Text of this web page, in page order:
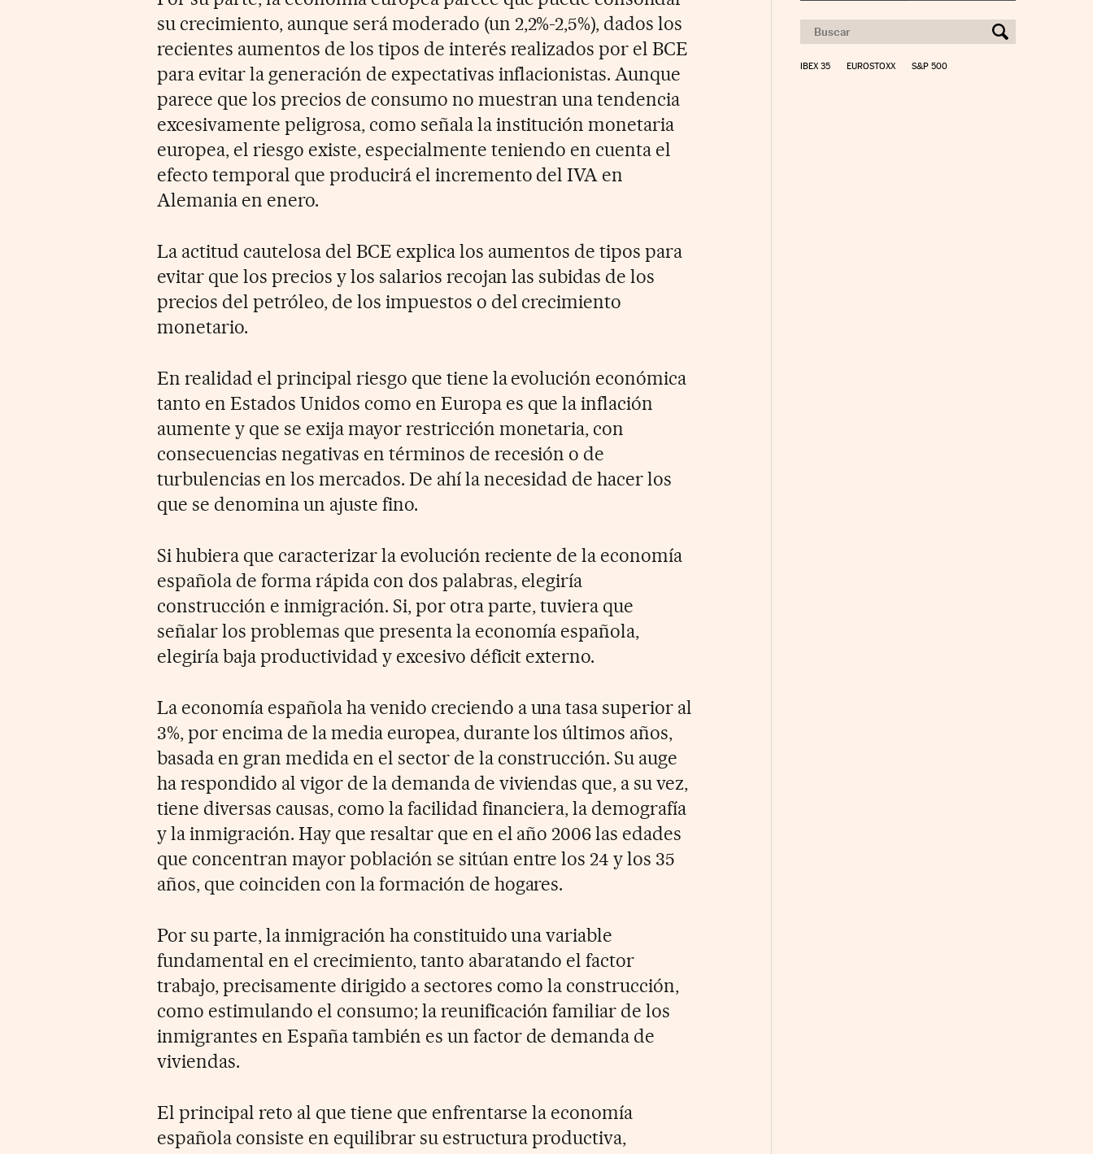
su crecimiento, aunque será moderado (un 2,2%-2,5%), dados los
recientes aumentos de los tipos de interés realizados por el BCE
para evitar la generación de expectativas inflacionistas. Aunque
parece que los precios de consumo no muestran una tendencia
excesivamente peligrosa, como señala la institución monetaria
europea, el riesgo existe, especialmente teniendo en cuenta el
efecto temporal que producirá el incremento del IVA en
Alemania en enero.
La actitud cautelosa del BCE explica los aumentos de tipos para
evitar que los precios y los salarios recojan las subidas de los
precios del petróleo, de los impuestos o del crecimiento
monetario.
En realidad el principal riesgo que tiene la evolución económica
tanto en Estados Unidos como en Europa es que la inflación
aumente y que se exija mayor restricción monetaria, con
consecuencias negativas en términos de recesión o de
turbulencias en los mercados. De ahí la necesidad de hacer los
que se denomina un ajuste fino.
Si hubiera que caracterizar la evolución reciente de la economía
española de forma rápida con dos palabras, elegiría
construcción e inmigración. Si, por otra parte, tuviera que
señalar los problemas que presenta la economía española,
elegiría baja productividad y excesivo déficit externo.
La economía española ha venido creciendo a una tasa superior al
3%, por encima de la media europea, durante los últimos años,
basada en gran medida en el sector de la construcción. Su auge
ha respondido al vigor de la demanda de viviendas que, a su vez,
tiene diversas causas, como la facilidad financiera, la demografía
y la inmigración. Hay que resaltar que en el año 2006 las edades
que concentran mayor población se sitúan entre los 24 y los 35
años, que coinciden con la formación de hogares.
Por su parte, la inmigración ha constituido una variable
fundamental en el crecimiento, tanto abaratando el factor
trabajo, precisamente dirigido a sectores como la construcción,
como estimulando el consumo; la reunificación familiar de los
inmigrantes en España también es un factor de demanda de
viviendas.
El principal reto al que tiene que enfrentarse la economía
española consiste en equilibrar su estructura productiva,
IBEX 35 EUROSTOXX S&P 500